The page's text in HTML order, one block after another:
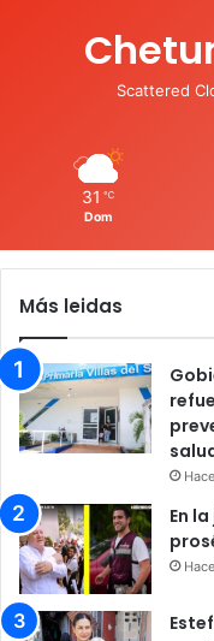
Scattered
31 ℃
Dom
Más leidas
En